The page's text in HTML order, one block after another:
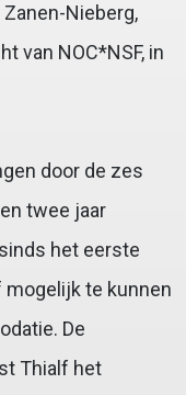
Nieberg,
van NOC*NSF, in
door de zes
twee jaar
het eerste
mogelijk te kunnen
De
Thialf het